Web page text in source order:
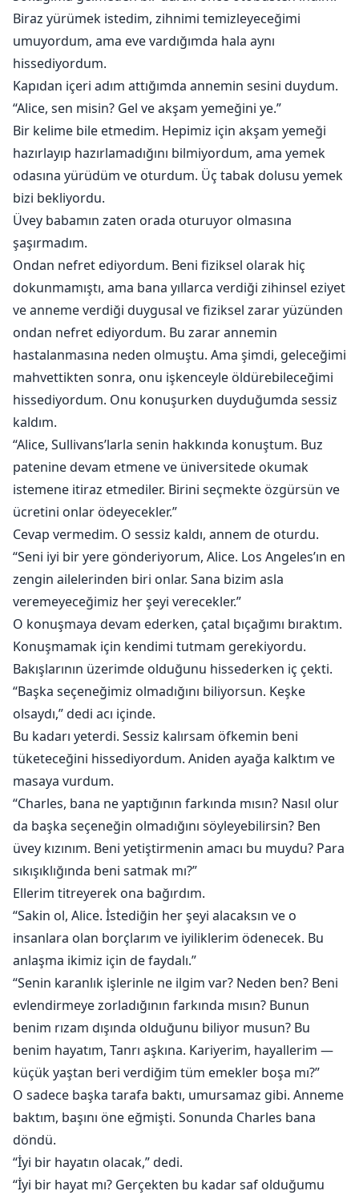
Biraz yürümek istedim, zihnimi temizleyeceğimi
umuyordum, ama eve vardığımda hala aynı
hissediyordum.
Kapıdan içeri adım attığımda annemin sesini duydum.
“Alice, sen misin? Gel ve akşam yemeğini ye.”
Bir kelime bile etmedim. Hepimiz için akşam yemeği
hazırlayıp hazırlamadığını bilmiyordum, ama yemek
odasına yürüdüm ve oturdum. Üç tabak dolusu yemek
bizi bekliyordu.
Üvey babamın zaten orada oturuyor olmasına
şaşırmadım.
Ondan nefret ediyordum. Beni fiziksel olarak hiç
dokunmamıştı, ama bana yıllarca verdiği zihinsel eziyet
ve anneme verdiği duygusal ve fiziksel zarar yüzünden
ondan nefret ediyordum. Bu zarar annemin
hastalanmasına neden olmuştu. Ama şimdi, geleceğimi
mahvettikten sonra, onu işkenceyle öldürebileceğimi
hissediyordum. Onu konuşurken duyduğumda sessiz
kaldım.
“Alice, Sullivans’larla senin hakkında konuştum. Buz
patenine devam etmene ve üniversitede okumak
istemene itiraz etmediler. Birini seçmekte özgürsün ve
ücretini onlar ödeyecekler.”
Cevap vermedim. O sessiz kaldı, annem de oturdu.
“Seni iyi bir yere gönderiyorum, Alice. Los Angeles’ın en
zengin ailelerinden biri onlar. Sana bizim asla
veremeyeceğimiz her şeyi verecekler.”
O konuşmaya devam ederken, çatal bıçağımı bıraktım.
Konuşmamak için kendimi tutmam gerekiyordu.
Bakışlarının üzerimde olduğunu hissederken iç çekti.
“Başka seçeneğimiz olmadığını biliyorsun. Keşke
olsaydı,” dedi acı içinde.
Bu kadarı yeterdi. Sessiz kalırsam öfkemin beni
tüketeceğini hissediyordum. Aniden ayağa kalktım ve
masaya vurdum.
“Charles, bana ne yaptığının farkında mısın? Nasıl olur
da başka seçeneğin olmadığını söyleyebilirsin? Ben
üvey kızınım. Beni yetiştirmenin amacı bu muydu? Para
sıkışıklığında beni satmak mı?”
Ellerim titreyerek ona bağırdım.
“Sakin ol, Alice. İstediğin her şeyi alacaksın ve o
insanlara olan borçlarım ve iyiliklerim ödenecek. Bu
anlaşma ikimiz için de faydalı.”
“Senin karanlık işlerinle ne ilgim var? Neden ben? Beni
evlendirmeye zorladığının farkında mısın? Bunun
benim rızam dışında olduğunu biliyor musun? Bu
benim hayatım, Tanrı aşkına. Kariyerim, hayallerim —
küçük yaştan beri verdiğim tüm emekler boşa mı?”
O sadece başka tarafa baktı, umursamaz gibi. Anneme
baktım, başını öne eğmişti. Sonunda Charles bana
döndü.
“İyi bir hayatın olacak,” dedi.
“İyi bir hayat mı? Gerçekten bu kadar saf olduğumu